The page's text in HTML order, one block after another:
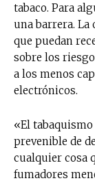
tabaco. Para
una barrera.
que puedan
sobre los
a los menos
electrónicos.
«El
prevenible de
cualquier cosa
fumadores